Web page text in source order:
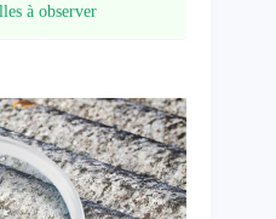
à observer